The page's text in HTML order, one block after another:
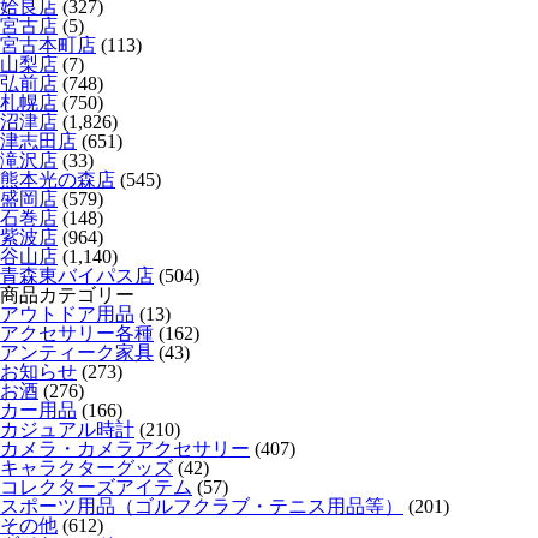
姶良店 (327)
宮古店 (5)
宮古本町店 (113)
山梨店 (7)
弘前店 (748)
札幌店 (750)
沼津店 (1,826)
津志田店 (651)
滝沢店 (33)
熊本光の森店 (545)
盛岡店 (579)
石巻店 (148)
紫波店 (964)
谷山店 (1,140)
青森東バイパス店 (504)
商品カテゴリー
アウトドア用品 (13)
アクセサリー各種 (162)
アンティーク家具 (43)
お知らせ (273)
お酒 (276)
カー用品 (166)
カジュアル時計 (210)
カメラ・カメラアクセサリー (407)
キャラクターグッズ (42)
コレクターズアイテム (57)
スポーツ用品（ゴルフクラブ・テニス用品等）
(201)
その他 (612)